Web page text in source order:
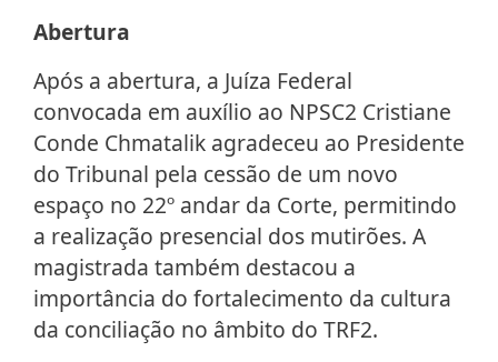
Abertura
Após a abertura, a Juíza Federal
convocada em auxílio ao NPSC2 Cristiane
Conde Chmatalik agradeceu ao Presidente
do Tribunal pela cessão de um novo
espaço no 22º andar da Corte, permitindo
a realização presencial dos mutirões. A
magistrada também destacou a
importância do fortalecimento da cultura
da conciliação no âmbito do TRF2.